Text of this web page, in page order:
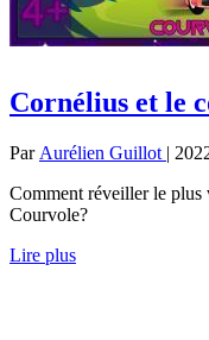
Cornélius et le
Par Aurélien Guillot |
Comment réveiller le plus
Courvole?
Lire plus